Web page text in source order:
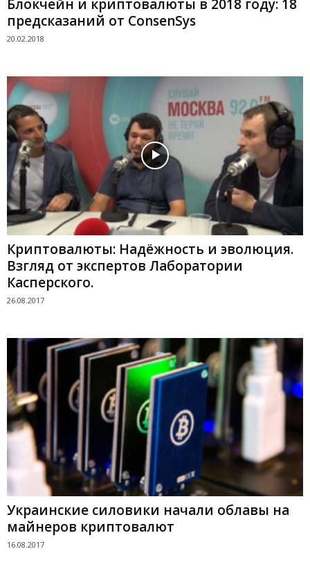
Блокчейн и криптовалюты в 2018 году: 18
предсказаний от ConsenSys
20.02.2018
Криптовалюты: Надёжность и эволюция.
Взгляд от экспертов Лаборатории
Касперского.
26.08.2017
Украинские силовики начали облавы на
майнеров криптовалют
16.08.2017